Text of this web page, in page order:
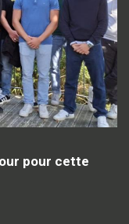
pour cette